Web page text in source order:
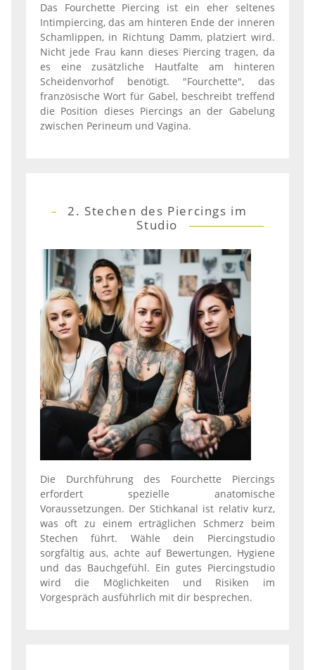
Das Fourchette Piercing ist ein eher seltenes
Intimpiercing, das am hinteren Ende der inneren
Schamlippen, in Richtung Damm, platziert wird.
Nicht jede Frau kann dieses Piercing tragen, da
es eine zusätzliche Hautfalte am hinteren
Scheidenvorhof benötigt. "Fourchette", das
französische Wort für Gabel, beschreibt treffend
die Position dieses Piercings an der Gabelung
zwischen Perineum und Vagina.
2. Stechen des Piercings im
Studio
Die Durchführung des Fourchette Piercings
erfordert spezielle anatomische
Voraussetzungen. Der Stichkanal ist relativ kurz,
was oft zu einem erträglichen Schmerz beim
Stechen führt. Wähle dein Piercingstudio
sorgfältig aus, achte auf Bewertungen, Hygiene
und das Bauchgefühl. Ein gutes Piercingstudio
wird die Möglichkeiten und Risiken im
Vorgespräch ausführlich mit dir besprechen.